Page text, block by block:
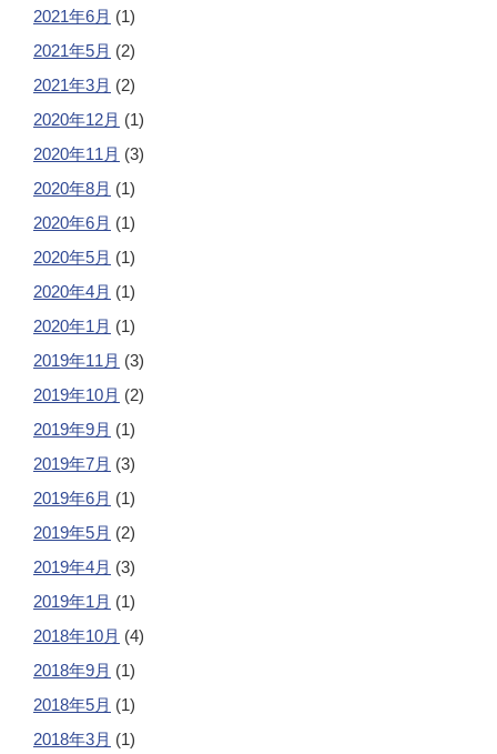
2021年6月 (1)
2021年5月 (2)
2021年3月 (2)
2020年12月 (1)
2020年11月 (3)
2020年8月 (1)
2020年6月 (1)
2020年5月 (1)
2020年4月 (1)
2020年1月 (1)
2019年11月 (3)
2019年10月 (2)
2019年9月 (1)
2019年7月 (3)
2019年6月 (1)
2019年5月 (2)
2019年4月 (3)
2019年1月 (1)
2018年10月 (4)
2018年9月 (1)
2018年5月 (1)
2018年3月 (1)